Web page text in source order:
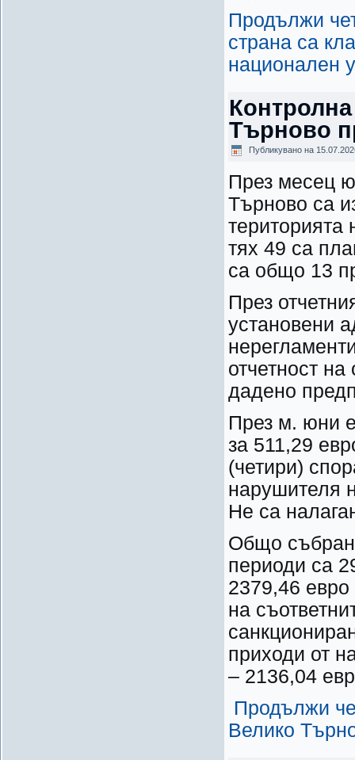
Продължи
страна са
национален
Търново
Публикувано на
През месец
Търново са
територията
тях 49 са
са общо 13
През
установени
отчетност
дадено
През м. юни
за 511,29
(четири)
нарушителя
Не са
Общо
периоди са
2379,46
на
приходи от
– 2136,04
Продължи
Велико